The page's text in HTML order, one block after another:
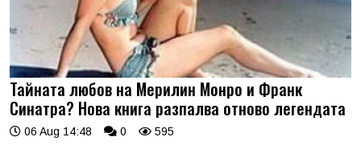
Тайната любов на Мерилин Монро и Франк
Синатра? Нова книга разпалва отново легендата
06 Aug 14:48 0 595